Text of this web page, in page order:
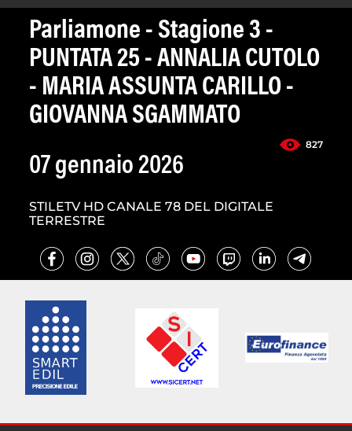
Parliamone - Stagione 3 -
PUNTATA 25 - ANNALIA CUTOLO
- MARIA ASSUNTA CARILLO -
GIOVANNA SGAMMATO
827
07 gennaio 2026
STILETV HD CANALE 78 DEL DIGITALE
TERRESTRE